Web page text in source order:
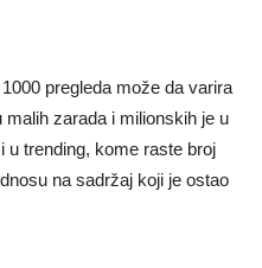
1000 pregleda može da varira
zarada i milionskih je u
u trending, kome raste broj
na sadržaj koji je ostao